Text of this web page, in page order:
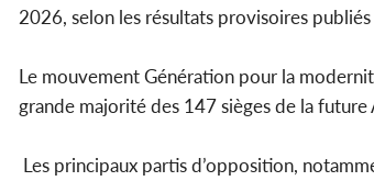
2026, selon les résultats provisoires
Le mouvement Génération pour la
grande majorité des 147 sièges de la future
Les principaux partis d’opposition,